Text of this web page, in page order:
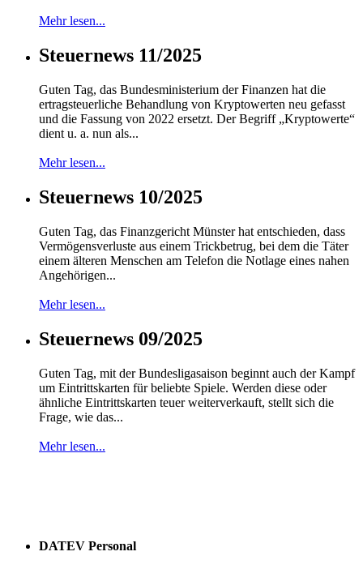
Mehr lesen...
Steuernews 11/2025
Guten Tag, das Bundesministerium der Finanzen hat die
ertragsteuerliche Behandlung von Kryptowerten neu gefasst
und die Fassung von 2022 ersetzt. Der Begriff „Kryptowerte“
dient u. a. nun als...
Mehr lesen...
Steuernews 10/2025
Guten Tag, das Finanzgericht Münster hat entschieden, dass
Vermögensverluste aus einem Trickbetrug, bei dem die Täter
einem älteren Menschen am Telefon die Notlage eines nahen
Angehörigen...
Mehr lesen...
Steuernews 09/2025
Guten Tag, mit der Bundesligasaison beginnt auch der Kampf
um Eintrittskarten für beliebte Spiele. Werden diese oder
ähnliche Eintrittskarten teuer weiterverkauft, stellt sich die
Frage, wie das...
Mehr lesen...
DATEV Personal